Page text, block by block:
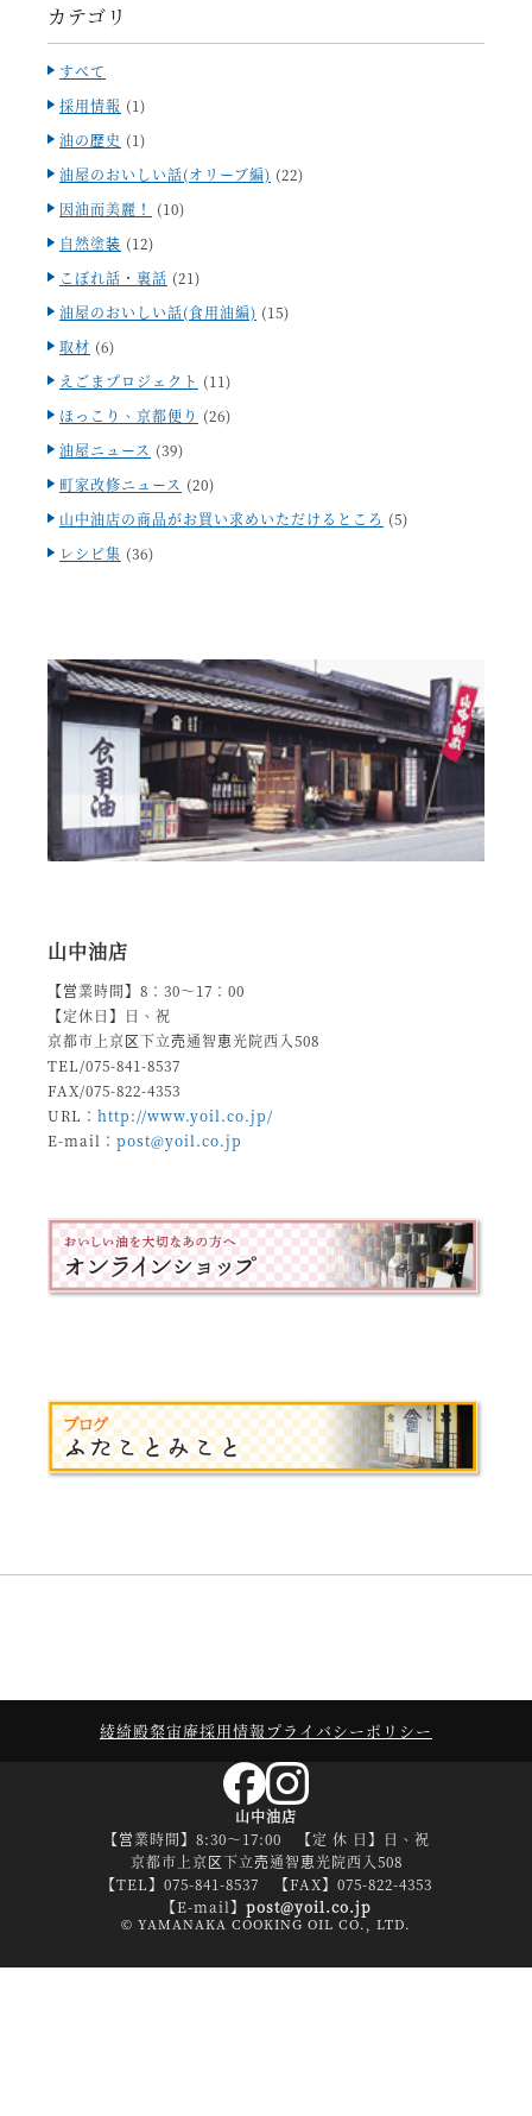
カテゴリ
すべて
採用情報 (1)
油の歴史 (1)
油屋のおいしい話(オリーブ編) (22)
因油而美麗！
(10)
自然塗装 (12)
こぼれ話・裏話 (21)
油屋のおいしい話(食用油編) (15)
取材 (6)
えごまプロジェクト (11)
ほっこり、京都便り (26)
油屋ニュース (39)
町家改修ニュース (20)
山中油店の商品がお買い求めいただけるところ (5)
レシピ集 (36)
山中油店
【営業時間】8：30～17：00
【定休日】日、祝
京都市上京区下立売通智恵光院西入508
TEL/075-841-8537
FAX/075-822-4353
URL： http://www.yoil.co.jp/
E-mail： post@yoil.co.jp
綾綺殿粲宙庵採用情報 プライバシーポリシー
山中油店
【営業時間】8:30～17:00 【定 休 日】日、祝
京都市上京区下立売通智恵光院西入508
【TEL】075-841-8537 【FAX】075-822-4353
【E-mail】 post@yoil.co.jp
© YAMANAKA COOKING OIL CO., LTD.